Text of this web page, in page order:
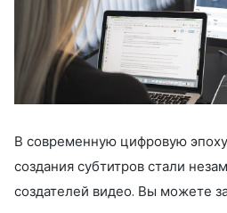
В современную цифровую
создания субтитров стали
создателей видео. Вы можете